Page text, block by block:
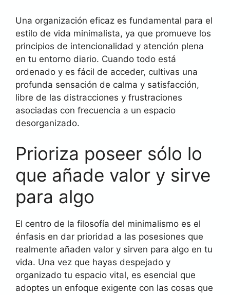
Una organización eficaz es fundamental para el
estilo de vida minimalista, ya que promueve los
principios de intencionalidad y atención plena
en tu entorno diario. Cuando todo está
ordenado y es fácil de acceder, cultivas una
profunda sensación de calma y satisfacción,
libre de las distracciones y frustraciones
asociadas con frecuencia a un espacio
desorganizado.
Prioriza poseer sólo lo
que añade valor y sirve
para algo
El centro de la filosofía del minimalismo es el
énfasis en dar prioridad a las posesiones que
realmente añaden valor y sirven para algo en tu
vida. Una vez que hayas despejado y
organizado tu espacio vital, es esencial que
adoptes un enfoque exigente con las cosas que